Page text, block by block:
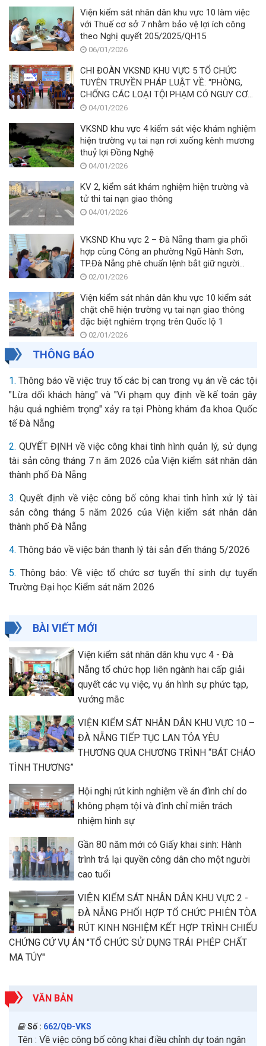
Viện kiểm sát nhân dân khu vực 10 làm việc
với Thuế cơ sở 7 nhằm bảo vệ lợi ích công
theo Nghị quyết 205/2025/QH15
06/01/2026
CHI ĐOÀN VKSND KHU VỰC 5 TỔ CHỨC
TUYÊN TRUYỀN PHÁP LUẬT VỀ: “PHÒNG,
CHỐNG CÁC LOẠI TỘI PHẠM CÓ NGUY CƠ
XẢY RA CAO TRONG MÔI TRƯỜNG HỌC
04/01/2026
VKSND khu vực 4 kiểm sát việc khám nghiệm
hiện trường vụ tai nạn rơi xuống kênh mương
thuỷ lợi Đồng Nghệ
04/01/2026
KV 2, kiểm sát khám nghiệm hiện trường và
tử thi tai nạn giao thông
04/01/2026
VKSND Khu vực 2 – Đà Nẵng tham gia phối
hợp cùng Công an phường Ngũ Hành Sơn,
TP.Đà Nẵng phê chuẩn lệnh bắt giữ người
trong trường hợp khẩn cấp về hành vi tổ
Tết Dương Lịch 2026
02/01/2026
Viện kiểm sát nhân dân khu vực 10 kiểm sát
chặt chẽ hiện trường vụ tai nạn giao thông
đặc biệt nghiêm trọng trên Quốc lộ 1
02/01/2026
THÔNG BÁO
1. Thông báo về việc truy tố các bị can trong vụ án về các tội
"Lừa dối khách hàng" và "Vi phạm quy định về kế toán gây
hậu quả nghiêm trọng" xảy ra tại Phòng khám đa khoa Quốc
tế Đà Nẵng
2. QUYẾT ĐỊNH về việc công khai tình hình quản lý, sử dụng
tài sản công tháng 7 n ăm 2026 của Viện kiểm sát nhân dân
thành phố Đà Nẵng
3. Quyết định về việc công bố công khai tình hình xử lý tài
sản công tháng 5 năm 2026 của Viện kiểm sát nhân dân
thành phố Đà Nẵng
4. Thông báo về việc bán thanh lý tài sản đến tháng 5/2026
5. Thông báo: Về việc tổ chức sơ tuyển thí sinh dự tuyển
Trường Đại học Kiểm sát năm 2026
BÀI VIẾT MỚI
Viện kiểm sát nhân dân khu vực 4 - Đà
Nẵng tổ chức họp liên ngành hai cấp giải
quyết các vụ việc, vụ án hình sự phức tạp,
vướng mắc
VIỆN KIỂM SÁT NHÂN DÂN KHU VỰC 10 –
ĐÀ NẴNG TIẾP TỤC LAN TỎA YÊU
THƯƠNG QUA CHƯƠNG TRÌNH “BÁT CHÁO
TÌNH THƯƠNG”
Hội nghị rút kinh nghiệm về án đình chỉ do
không phạm tội và đình chỉ miễn trách
nhiệm hình sự
Gần 80 năm mới có Giấy khai sinh: Hành
trình trả lại quyền công dân cho một người
cao tuổi
VIỆN KIỂM SÁT NHÂN DÂN KHU VỰC 2 -
ĐÀ NẴNG PHỐI HỢP TỔ CHỨC PHIÊN TÒA
RÚT KINH NGHIỆM KẾT HỢP TRÌNH CHIẾU
CHỨNG CỨ VỤ ÁN "TỔ CHỨC SỬ DỤNG TRÁI PHÉP CHẤT
MA TÚY"
VĂN BẢN
Số : 662/QĐ-VKS
Tên : Về việc công bố công khai điều chỉnh dự toán ngân